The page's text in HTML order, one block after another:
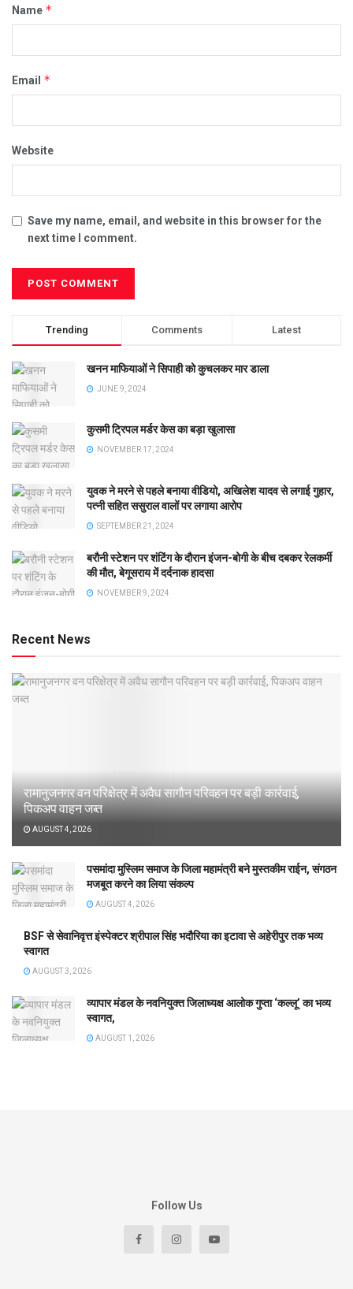
Name *
Email *
Website
Save my name, email, and website in this browser for the
next time I comment.
Trending Comments Latest
खनन माफियाओं ने सिपाही को कुचलकर मार डाला
JUNE 9, 2024
कुसमी ट्रिपल मर्डर केस का बड़ा खुलासा
NOVEMBER 17, 2024
युवक ने मरने से पहले बनाया वीडियो, अखिलेश यादव से लगाई गुहार,
पत्नी सहित ससुराल वालों पर लगाया आरोप
SEPTEMBER 21, 2024
बरौनी स्टेशन पर शंटिंग के दौरान इंजन-बोगी के बीच दबकर रेलकर्मी
की मौत, बेगूसराय में दर्दनाक हादसा
NOVEMBER 9, 2024
Recent News
रामानुजनगर वन परिक्षेत्र में अवैध सागौन परिवहन पर बड़ी कार्रवाई,
पिकअप वाहन जब्त
AUGUST 4, 2026
पसमांदा मुस्लिम समाज के जिला महामंत्री बने मुस्तकीम राईन, संगठन
मजबूत करने का लिया संकल्प
AUGUST 4, 2026
BSF से सेवानिवृत्त इंस्पेक्टर श्रीपाल सिंह भदौरिया का इटावा से अहेरीपुर तक भव्य
स्वागत
AUGUST 3, 2026
व्यापार मंडल के नवनियुक्त जिलाध्यक्ष आलोक गुप्ता ‘कल्लू’ का भव्य
स्वागत,
AUGUST 1, 2026
Follow Us